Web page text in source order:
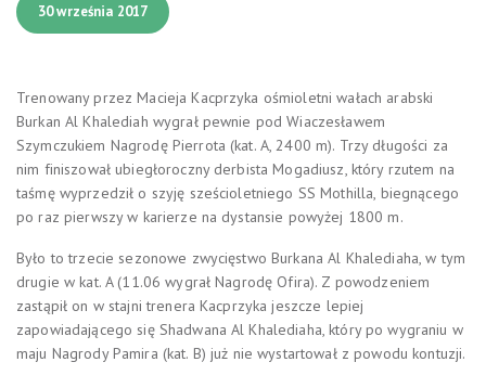
30 września 2017
Trenowany przez Macieja Kacprzyka ośmioletni wałach arabski
Burkan Al Khalediah wygrał pewnie pod Wiaczesławem
Szymczukiem Nagrodę Pierrota (kat. A, 2400 m). Trzy długości za
nim finiszował ubiegłoroczny derbista Mogadiusz, który rzutem na
taśmę wyprzedził o szyję sześcioletniego SS Mothilla, biegnącego
po raz pierwszy w karierze na dystansie powyżej 1800 m.
Było to trzecie sezonowe zwycięstwo Burkana Al Khalediaha, w tym
drugie w kat. A (11.06 wygrał Nagrodę Ofira). Z powodzeniem
zastąpił on w stajni trenera Kacprzyka jeszcze lepiej
zapowiadającego się Shadwana Al Khalediaha, który po wygraniu w
maju Nagrody Pamira (kat. B) już nie wystartował z powodu kontuzji.